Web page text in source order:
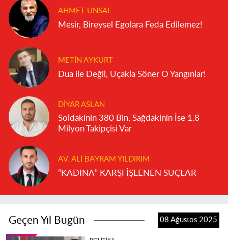
AHMET ÜNSAL
Mesir, Bireysel Egolara Feda Edilemez!
METIN AYKURT
Dua ile Değil, Uçakla Söner O Yangınlar!
DIYAR ASLAN
Soldakinin 380 Bin, Sağdakinin İse 1.8
Milyon Takipçisi Var
AV. ALI BAYRAM YILDIRIM
“KADINA” KARŞI İŞLENEN SUÇLAR
Geçen Yıl Bugün 08 Ağustos 2025